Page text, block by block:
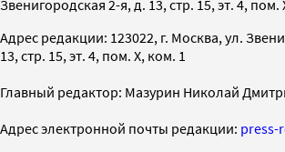
Звенигородская 2-я, д. 13, стр. 15, эт. 4, пом.
Адрес редакции: 123022, г. Москва, ул.
13, стр. 15, эт. 4, пом. X, ком. 1
Главный редактор: Мазурин Николай
Адрес электронной почты редакции: press-